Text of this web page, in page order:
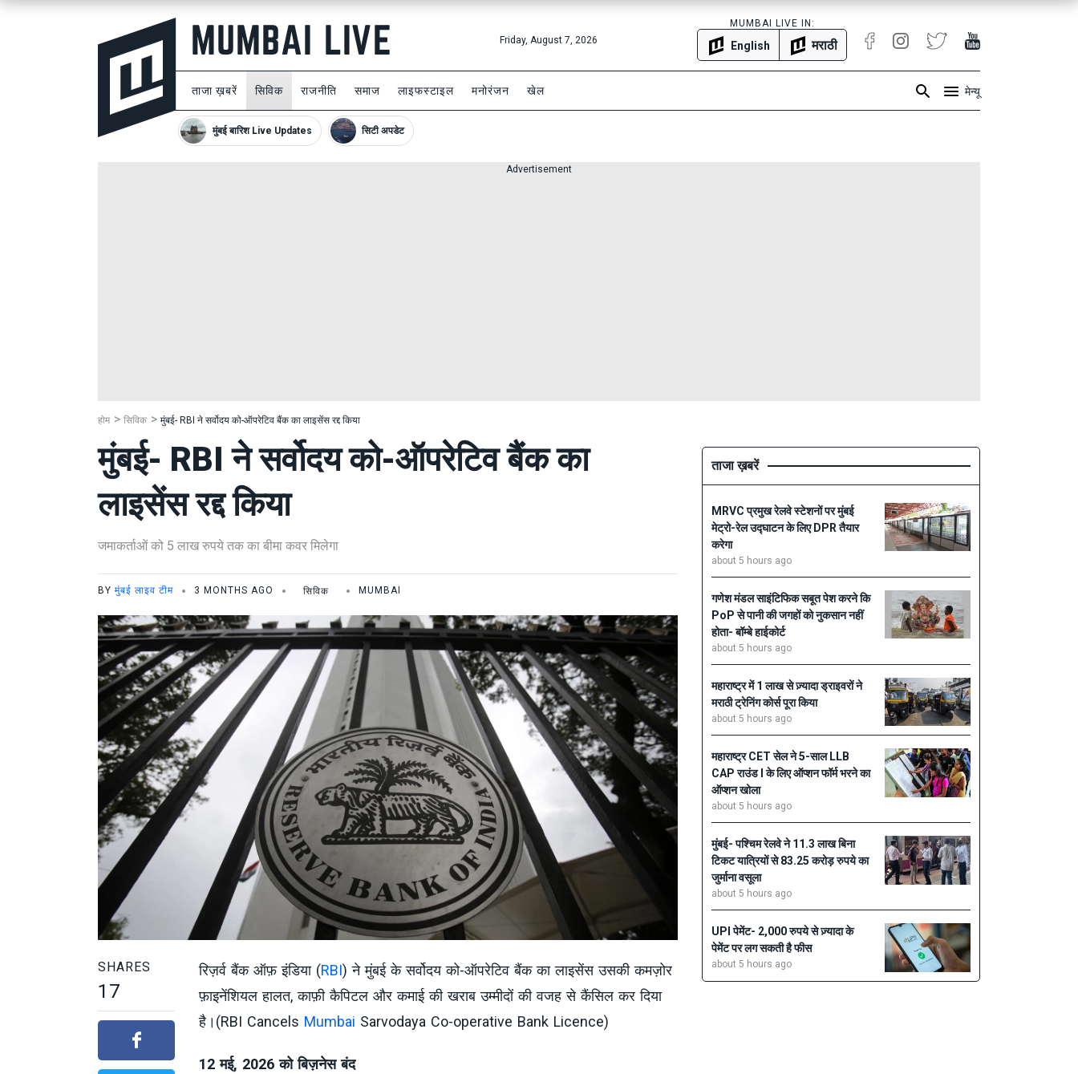
Friday, August 7, 2026
MUMBAI LIVE IN:
English मराठी
ताजा ख़बरें सिविक राजनीति समाज लाइफस्टाइल मनोरंजन खेल मेन्यू
मुंबई बारिश Live Updates सिटी अपडेट
Advertisement
होम सिविक मुंबई- RBI ने सर्वोदय को-ऑपरेटिव बैंक का लाइसेंस रद्द किया
मुंबई- RBI ने सर्वोदय को-ऑपरेटिव बैंक का
लाइसेंस रद्द किया
जमाकर्ताओं को 5 लाख रुपये तक का बीमा कवर मिलेगा
BY मुंबई लाइव टीम 3 MONTHS AGO सिविक MUMBAI
SHARES
17
रिज़र्व बैंक ऑफ़ इंडिया (RBI) ने मुंबई के सर्वोदय को-ऑपरेटिव बैंक का लाइसेंस उसकी कमज़ोर
फ़ाइनेंशियल हालत, काफ़ी कैपिटल और कमाई की खराब उम्मीदों की वजह से कैंसिल कर दिया
है।(RBI Cancels Mumbai Sarvodaya Co-operative Bank Licence)
12 मई, 2026 को बिज़नेस बंद
ताजा ख़बरें
MRVC प्रमुख रेलवे स्टेशनों पर मुंबई
मेट्रो-रेल उद्घाटन के लिए DPR तैयार
करेगा
about 5 hours ago
गणेश मंडल साइंटिफिक सबूत पेश करने कि
PoP से पानी की जगहों को नुकसान नहीं
होता- बॉम्बे हाईकोर्ट
about 5 hours ago
महाराष्ट्र में 1 लाख से ज़्यादा ड्राइवरों ने
मराठी ट्रेनिंग कोर्स पूरा किया
about 5 hours ago
महाराष्ट्र CET सेल ने 5-साल LLB
CAP राउंड I के लिए ऑप्शन फॉर्म भरने का
ऑप्शन खोला
about 5 hours ago
मुंबई- पश्चिम रेलवे ने 11.3 लाख बिना
टिकट यात्रियों से 83.25 करोड़ रुपये का
जुर्माना वसूला
about 5 hours ago
UPI पेमेंट- 2,000 रुपये से ज़्यादा के
पेमेंट पर लग सकती है फीस
about 5 hours ago